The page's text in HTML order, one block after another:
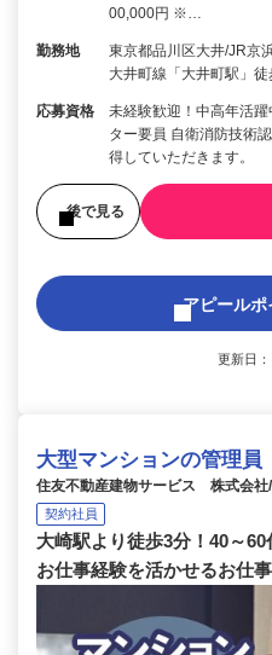
00,000円 ※…
勤務地
東京都品川区大井/JR京
大井町線「大井町駅」
応募資格
未経験歓迎！中高年活
ター要員 自衛消防技術
得していただきます。
後で見る
アピールポ
更新日
大型マンションの管理員
住友不動産建物サービス 株式会
契約社員
大崎駅より徒歩3分！40～
お仕事経験を活かせるお仕事